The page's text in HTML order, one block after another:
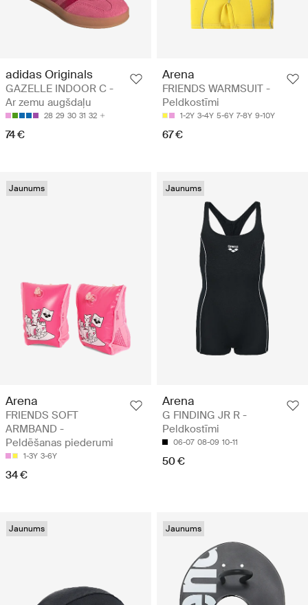
adidas Originals
GAZELLE INDOOR C -
Ar zemu augšdaļu
28 29 30 31 32
74 €
Arena
FRIENDS WARMSUIT -
Peldkostīmi
1-2Y 3-4Y 5-6Y 7-8Y 9-10Y
67 €
Jaunums
Arena
FRIENDS SOFT
ARMBAND -
Peldēšanas piederumi
1-3Y 3-6Y
34 €
Jaunums
Arena
G FINDING JR R -
Peldkostīmi
06-07 08-09 10-11
50 €
Jaunums Jaunums